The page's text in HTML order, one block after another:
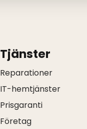
Tjänster
Reparationer
IT-hemtjänster
Prisgaranti
Företag